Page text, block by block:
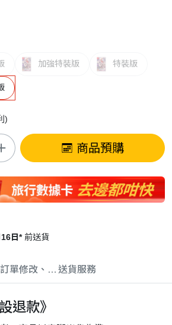
加強特裝版 特裝版
)
商品預購
日* 前送貨
單修改、取消與退款政策
送貨服務
退款》